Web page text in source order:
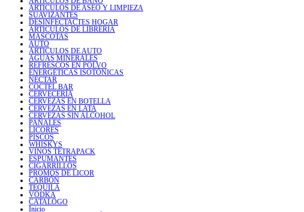
ARTICULOS DE ASEO Y LIMPIEZA
SUAVIZANTES
DESINFECTACTES HOGAR
ARTICULOS DE LIBRERIA
MASCOTAS
AUTO
ARTICULOS DE AUTO
AGUAS MINERALES
REFRESCOS EN POLVO
ENERGÉTICAS ISOTÓNICAS
NÉCTAR
COCTEL BAR
CERVECERÍA
CERVEZAS EN BOTELLA
CERVEZAS EN LATA
CERVEZAS SIN ALCOHOL
PAÑALES
LICORES
PISCOS
WHISKYS
VINOS TETRAPACK
ESPUMANTES
CIGARRILLOS
PROMOS DE LICOR
CARBÓN
TEQUILA
VODKA
CATALOGO
Inicio